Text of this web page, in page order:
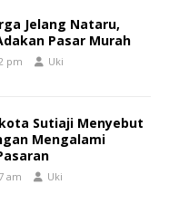
Jelang Nataru,
Pasar Murah
pm Uki
Sutiaji Menyebut
Mengalami
am Uki